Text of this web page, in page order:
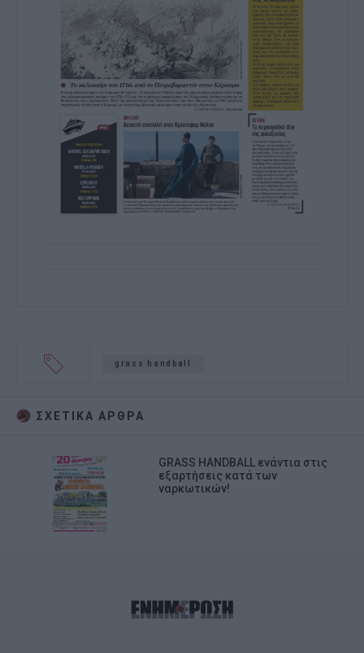
grass handball
ΣΧΕΤΙΚA AΡΘΡΑ
GRASS HANDBALL ενάντια στις
εξαρτήσεις κατά των
ναρκωτικών!